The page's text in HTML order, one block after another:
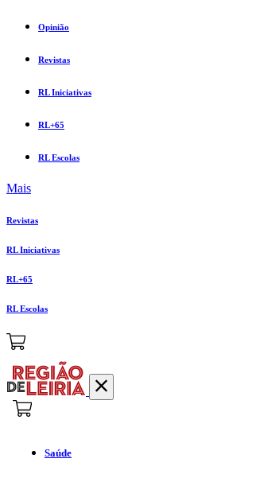
Opinião
Revistas
RL Iniciativas
RL+65
RL Escolas
Mais
Revistas
RL Iniciativas
RL+65
RL Escolas
Saúde